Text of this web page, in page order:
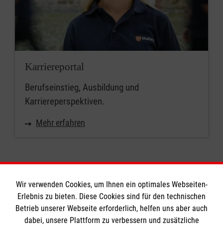
Karriereportal
Berufseinstieg, Ausbildung und
Karriereperspektiven.
Mehr erfahren
Informationen
Wir verwenden Cookies, um Ihnen ein optimales Webseiten-
Erlebnis zu bieten. Diese Cookies sind für den technischen
Betrieb unserer Webseite erforderlich, helfen uns aber auch
dabei, unsere Plattform zu verbessern und zusätzliche